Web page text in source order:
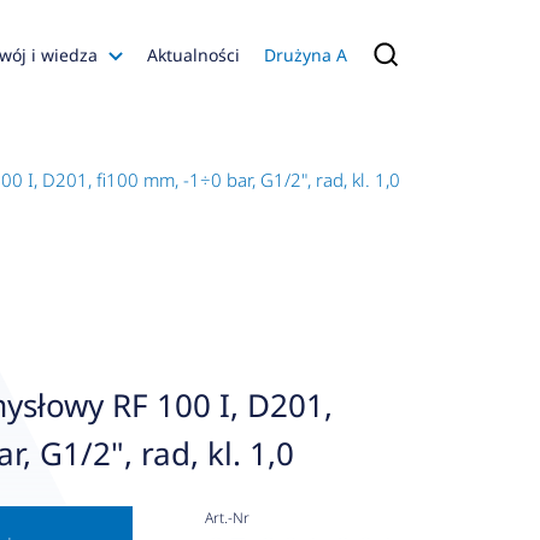
i wiedza
Konfiguratory
Aktualności Drużyna A
I, D201, fi100 mm, -1÷0 bar, G1/2", rad, kl. 1,0
RF 100 I, D201,
G1/2", rad, kl. 1,0
Art.-Nr